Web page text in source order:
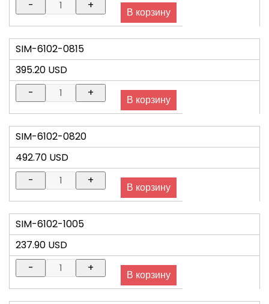
SIM-6102-0815
395.20 USD
SIM-6102-0820
492.70 USD
SIM-6102-1005
237.90 USD